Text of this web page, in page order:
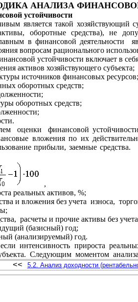
АНАЛИЗА
устойчивости
является такой
оборотные средства), не
в финансовой
вопросам рационального
устойчивости включает в
активов хозяйствующего субъекта;
источников финансовых ресурсов;
оборотных средств;
оборотных средств;
оценки финансовой
вложения по их
прибыли, заемные
,
реальных активов, %;
и вложения без учета износа,
расчеты и прочие активы без
(базисный) год;
(анализируемый) год.
интенсивность прироста
Следующим моментом
<< 5.2. Анализ доходности